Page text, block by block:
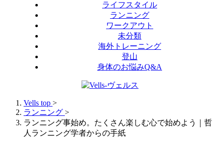
ライフスタイル
ランニング
ワークアウト
未分類
海外トレーニング
登山
身体のお悩みQ&A
Vells top >
ランニング >
ランニング事始め。たくさん楽しむ心で始めよう｜哲
人ランニング学者からの手紙